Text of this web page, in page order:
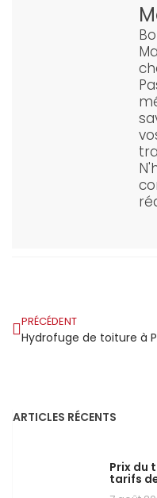
PRÉCÉDENT
ARTICLES RÉCENTS
Prix du
tarifs